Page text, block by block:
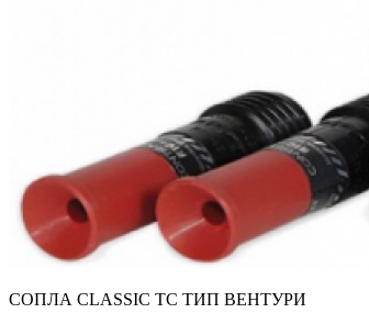
СОПЛА CLASSIC TC ТИП ВЕНТУРИ